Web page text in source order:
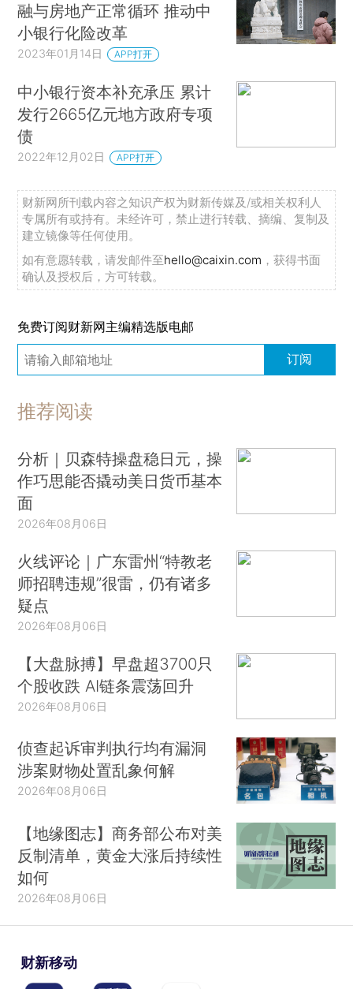
融与房地产正常循环 推动中
小银行化险改革
2023年01月14日 APP打开
中小银行资本补充承压 累计
发行2665亿元地方政府专项
债
2022年12月02日 APP打开
财新网所刊载内容之知识产权为财新传媒及/或相关权利人
专属所有或持有。未经许可，禁止进行转载、摘编、复制及
建立镜像等任何使用。
如有意愿转载，请发邮件至hello@caixin.com ，获得书面
确认及授权后，方可转载。
免费订阅财新网主编精选版电邮
订阅
推荐阅读
分析｜贝森特操盘稳日元，操
作巧思能否撬动美日货币基本
面
2026年08月06日
火线评论｜广东雷州“特教老
师招聘违规”很雷，仍有诸多
疑点
2026年08月06日
【大盘脉搏】早盘超3700只
个股收跌 AI链条震荡回升
2026年08月06日
侦查起诉审判执行均有漏洞
涉案财物处置乱象何解
2026年08月06日
【地缘图志】商务部公布对美
反制清单，黄金大涨后持续性
如何
2026年08月06日
财新移动